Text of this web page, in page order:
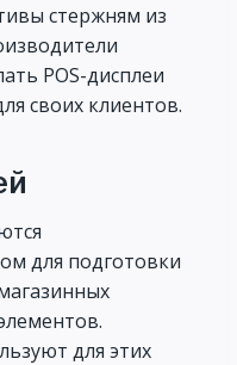
стержням из
POS-дисплеи
своих клиентов.
для подготовки
для этих